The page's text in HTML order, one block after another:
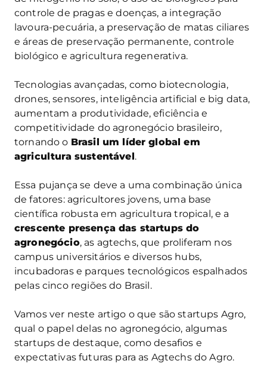
controle de pragas e doenças, a integração
lavoura-pecuária, a preservação de matas ciliares
e áreas de preservação permanente, controle
biológico e agricultura regenerativa.
Tecnologias avançadas, como biotecnologia,
drones, sensores, inteligência artificial e big data,
aumentam a produtividade, eficiência e
competitividade do agronegócio brasileiro,
tornando o Brasil um líder global em
agricultura sustentável.
Essa pujança se deve a uma combinação única
de fatores: agricultores jovens, uma base
científica robusta em agricultura tropical, e a
crescente presença das startups do
agronegócio, as agtechs, que proliferam nos
campus universitários e diversos hubs,
incubadoras e parques tecnológicos espalhados
pelas cinco regiões do Brasil.
Vamos ver neste artigo o que são startups Agro,
qual o papel delas no agronegócio, algumas
startups de destaque, como desafios e
expectativas futuras para as Agtechs do Agro.